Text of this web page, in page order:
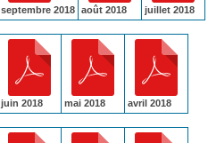
septembre 2018 août 2018 juillet 2018
juin 2018 mai 2018 avril 2018